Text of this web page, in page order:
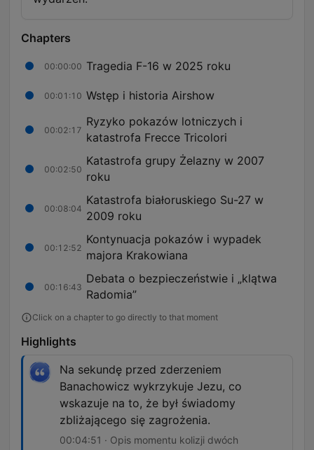
Chapters
00:00:00 Tragedia F-16 w 2025 roku
00:01:10 Wstęp i historia Airshow
00:02:17
Ryzyko pokazów lotniczych i
katastrofa Frecce Tricolori
00:02:50
Katastrofa grupy Żelazny w 2007
roku
00:08:04
Katastrofa białoruskiego Su-27 w
2009 roku
00:12:52
Kontynuacja pokazów i wypadek
majora Krakowiana
00:16:43
Debata o bezpieczeństwie i „klątwa
Radomia”
Click on a chapter to go directly to that moment
Highlights
Na sekundę przed zderzeniem
Banachowicz wykrzykuje Jezu, co
wskazuje na to, że był świadomy
zbliżającego się zagrożenia.
00:04:51 · Opis momentu kolizji dwóch